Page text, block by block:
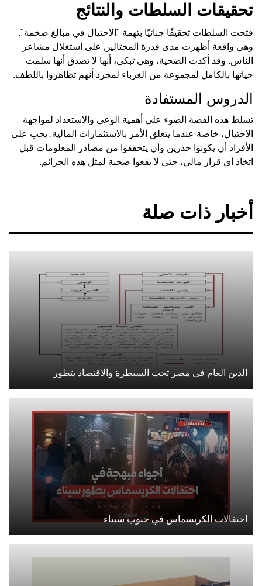
تحقيقات السلطات والنتائج
فتحت السلطات تحقيقًا جنائيًا بتهمة "الاحتيال في مبالغ ضخمة".
وهي واقعة أظهرت مدى قدرة المحتالين على استغلال مشاعر
الناس. وقد أكدت الضحية، وهي تبكي، أنها لا تصدق أنها سلمت
حياتها بالكامل لمجموعة من الغرباء لمجرد أنهم تظاهروا باللطف.
الدروس المستفادة
تسلط هذه القصة الضوء على أهمية الوعي والاستعداد لمواجهة
الاحتيال، خاصة عندما يتعلق الأمر بالاستثمارات المالية. يجب على
الأفراد أن يكونوا حذرين وأن يتحققوا من مصادر المعلومات قبل
اتخاذ أي قرار مالي، حتى لا يقعوا ضحية لمثل هذه الجرائم.
أخبار ذات صلة
الدين العام في مصر تحت السيطرة والاقتصاد يتطور
احتفالات الكريسماس في جنوب سيناء